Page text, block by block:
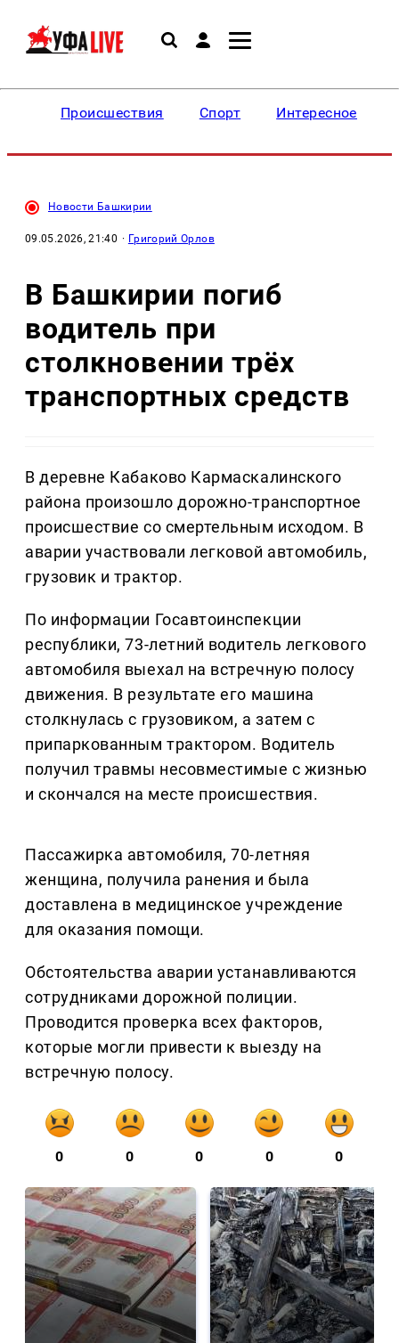
Происшествия Спорт Интересное
Новости Башкирии
09.05.2026, 21:40 · Григорий Орлов
В Башкирии погиб
водитель при
столкновении трёх
транспортных средств
В деревне Кабаково Кармаскалинского
района произошло дорожно-транспортное
происшествие со смертельным исходом. В
аварии участвовали легковой автомобиль,
грузовик и трактор.
По информации Госавтоинспекции
республики, 73-летний водитель легкового
автомобиля выехал на встречную полосу
движения. В результате его машина
столкнулась с грузовиком, а затем с
припаркованным трактором. Водитель
получил травмы несовместимые с жизнью
и скончался на месте происшествия.
Пассажирка автомобиля, 70-летняя
женщина, получила ранения и была
доставлена в медицинское учреждение
для оказания помощи.
Обстоятельства аварии устанавливаются
сотрудниками дорожной полиции.
Проводится проверка всех факторов,
которые могли привести к выезду на
встречную полосу.
0 0 0 0 0